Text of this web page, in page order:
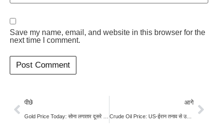
Save my name, email, and website in this browser for the
next time I comment.
पीछे आगे
Crude Oil Price: US-ईरान तनाव से उछला कच्चा तेल, होर्मुज संकट के बीच ब्रेंट $95 के पार